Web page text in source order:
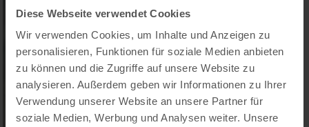
Diese Webseite verwendet Cookies
Wir verwenden Cookies, um Inhalte und Anzeigen zu
personalisieren, Funktionen für soziale Medien anbieten
zu können und die Zugriffe auf unsere Website zu
analysieren. Außerdem geben wir Informationen zu Ihrer
Verwendung unserer Website an unsere Partner für
soziale Medien, Werbung und Analysen weiter. Unsere